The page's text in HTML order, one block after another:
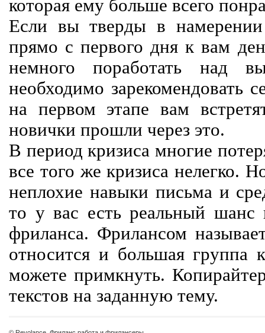
которая ему больше всего
Если вы тверды в
прямо с первого дня к вам
немного поработать над
необходимо зарекомендовать
на первом этапе вам
новички прошли через это.
В период кризиса многие
все того же кризиса нелегко.
неплохие навыки письма и
то у вас есть реальный шанс
фриланса. Фрилансом
относится и большая группа
можете примкнуть.
текстов на заданную тему.